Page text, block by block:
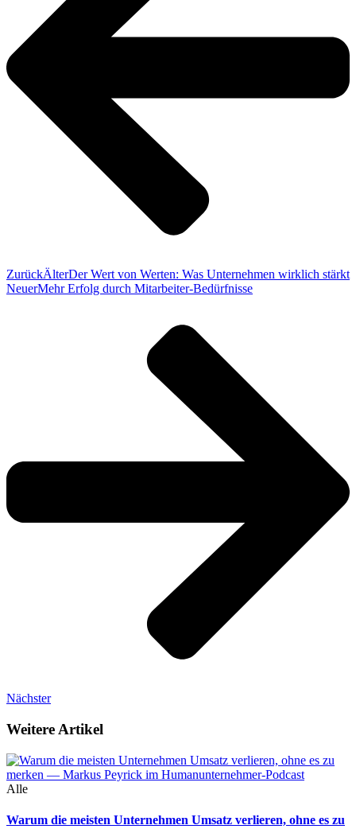
ZurückÄlterDer Wert von Werten: Was Unternehmen wirklich stärkt
NeuerMehr Erfolg durch Mitarbeiter-Bedürfnisse
Nächster
Weitere Artikel
Alle
Warum die meisten Unternehmen Umsatz verlieren, ohne es zu